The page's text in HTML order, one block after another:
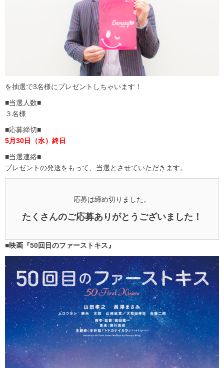
を抽選で3名様にプレゼントしちゃいます！
■当選人数■
３名様
■応募締切■
5月30日（水）終日
■当選連絡■
プレゼントの発送をもって、当選とさせていただきます。
応募は締め切りました。
たくさんのご応募ありがとうございました！
■映画『50回目のファーストキス』